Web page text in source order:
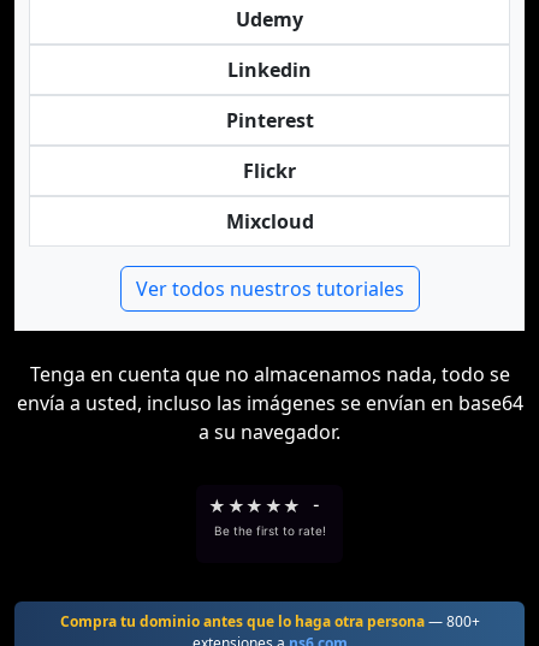
Udemy
Linkedin
Pinterest
Flickr
Mixcloud
Ver todos nuestros tutoriales
Tenga en cuenta que no almacenamos nada, todo se
envía a usted, incluso las imágenes se envían en base64
a su navegador.
★ ★★ ★★ -
Be the first to rate!
Compra tu dominio antes que lo haga otra persona— 800+